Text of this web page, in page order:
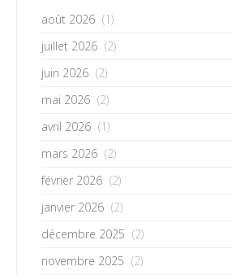
août 2026 (1)
juillet 2026 (2)
juin 2026 (2)
mai 2026 (2)
avril 2026 (1)
mars 2026 (2)
février 2026 (2)
janvier 2026 (2)
décembre 2025 (2)
novembre 2025 (2)